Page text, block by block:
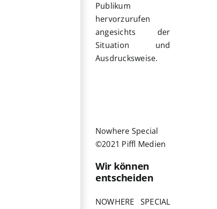
Publikum
hervorzurufen
angesichts der
Situation und
Ausdrucksweise.
Nowhere Special
©2021 Piffl Medien
Wir können
entscheiden
NOWHERE SPECIAL